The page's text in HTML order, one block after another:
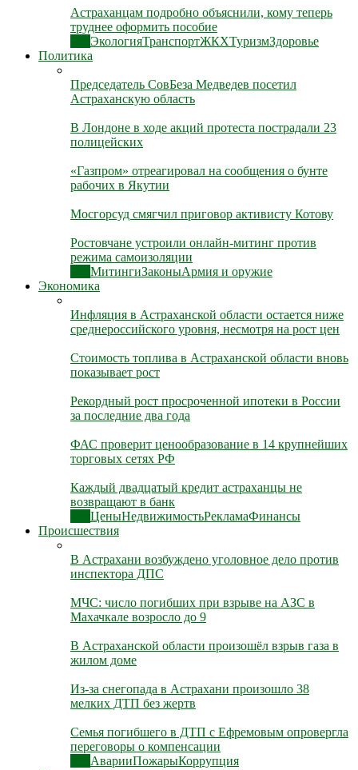
Астраханцам подробно объяснили, кому теперь
труднее оформить пособие
ЭкологияТранспортЖКХТуризмЗдоровье
Политика
Председатель СовБеза Медведев посетил
Астраханскую область
В Лондоне в ходе акций протеста пострадали 23
полицейских
«Газпром» отреагировал на сообщения о бунте
рабочих в Якутии
Мосгорсуд смягчил приговор активисту Котову
Ростовчане устроили онлайн-митинг против
режима самоизоляции
МитингиЗаконыАрмия и оружие
Экономика
Инфляция в Астраханской области остается ниже
среднероссийского уровня, несмотря на рост цен
Стоимость топлива в Астраханской области вновь
показывает рост
Рекордный рост просроченной ипотеки в России
за последние два года
ФАС проверит ценообразование в 14 крупнейших
торговых сетях РФ
Каждый двадцатый кредит астраханцы не
возвращают в банк
ЦеныНедвижимостьРекламаФинансы
Происшествия
В Астрахани возбуждено уголовное дело против
инспектора ДПС
МЧС: число погибших при взрыве на АЗС в
Махачкале возросло до 9
В Астраханской области произошёл взрыв газа в
жилом доме
Из-за снегопада в Астрахани произошло 38
мелких ДТП без жертв
Семья погибшего в ДТП с Ефремовым опровергла
переговоры о компенсации
АварииПожарыКоррупция